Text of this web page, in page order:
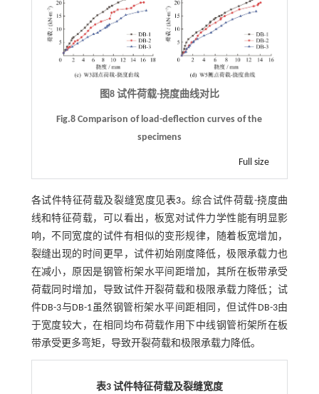
图8 试件荷载-挠度曲线对比
Fig.8 Comparison of load-deflection curves of the
specimens
Full size
各试件特征荷载及裂缝宽度见表3。综合试件荷载-挠度曲
线和特征荷载，可以看出，板宽对试件力学性能有明显影
响，不同宽度的试件有相似的变形规律，随着板宽增加，
裂缝出现的时间更早，试件初始刚度降低，极限承载力也
在减小，原因是钢管桁架水平间距增加，其所在板带承受
荷载同时增加，导致试件开裂荷载和极限承载力降低；试
件DB-3与DB-1虽然钢管桁架水平间距相同，但试件DB-3由
于宽度较大，在相同均布荷载作用下中线钢管桁架所在板
带承受更多弯矩，导致开裂荷载和极限承载力降低。
表3 试件特征荷载及裂缝宽度